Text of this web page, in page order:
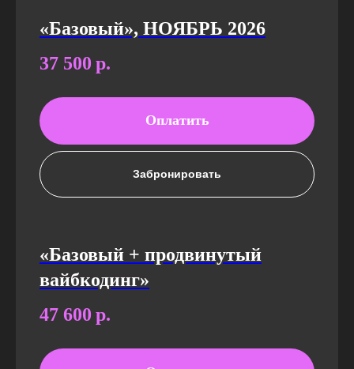
«Базовый», НОЯБРЬ 2026
37 500 р.
Оплатить
Забронировать
«Базовый + продвинутый
вайбкодинг»
47 600 р.